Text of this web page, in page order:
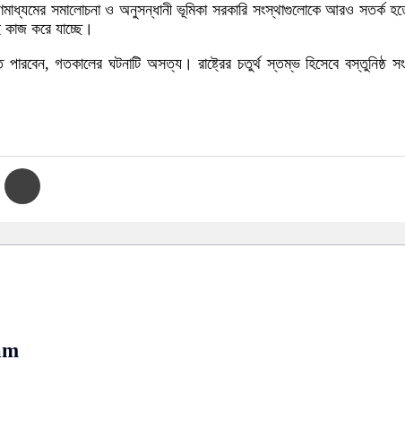
গণমাধ্যমের সমালোচনা ও অনুসন্ধানী ভূমিকা সরকারি সংস্থাগুলোকে আরও
করে যাচ্ছে।
গতকালের ঘটনাটি অসত্য। রাষ্ট্রের চতুর্থ স্তম্ভ হিসেবে বস্তুনিষ্ঠ